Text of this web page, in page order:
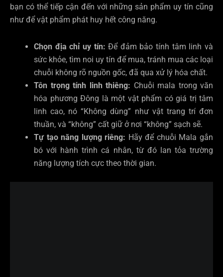
bạn có thể tiếp cận đến với những sản phẩm uy tín cũng
như để vật phẩm phát huy hết công năng.
Chọn địa chỉ uy tín: Để đảm bảo tính tâm linh và
sức khỏe, tìm noi uy tín để mua, tránh mua các loại
chuỗi không rõ nguồn gốc, đã qua xử lý hóa chất.
Tôn trọng tính linh thiêng: Chuỗi mala trong văn
hóa phương Đông là một vật phẩm có giá trị tâm
linh cao, nó “Không dùng” như vật trang trí đơn
thuần, và “không” cất giữ ở nơi “không” sạch sẽ.
Tự tạo năng lượng riêng: Hãy để chuỗi Mala gắn
bó với hành trình cá nhân, từ đó lan tỏa trường
năng lượng tích cực theo thời gian.